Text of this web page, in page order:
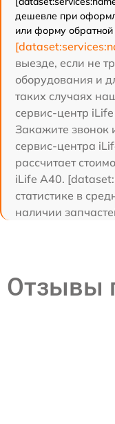
дешевле при
или форму обратной
выезде, если не
оборудования и
таких случаях
сервис-центр
Закажите звонок
сервис-центра
рассчитает
iLife A40.
статистике в
наличии
Отзывы